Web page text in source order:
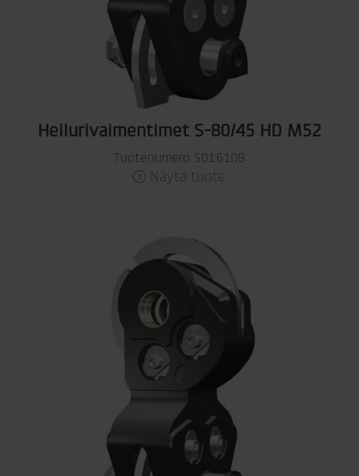
Heilurivaimentimet S-80/45 HD M52
Tuotenumero 5016108
Näytä tuote